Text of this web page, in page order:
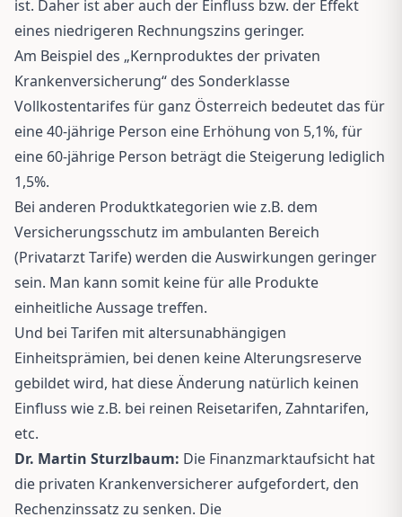
ist. Daher ist aber auch der Einfluss bzw. der Effekt
eines niedrigeren Rechnungszins geringer.
Am Beispiel des „Kernproduktes der privaten
Krankenversicherung“ des Sonderklasse
Vollkostentarifes für ganz Österreich bedeutet das für
eine 40-jährige Person eine Erhöhung von 5,1%, für
eine 60-jährige Person beträgt die Steigerung lediglich
1,5%.
Bei anderen Produktkategorien wie z.B. dem
Versicherungsschutz im ambulanten Bereich
(Privatarzt Tarife) werden die Auswirkungen geringer
sein. Man kann somit keine für alle Produkte
einheitliche Aussage treffen.
Und bei Tarifen mit altersunabhängigen
Einheitsprämien, bei denen keine Alterungsreserve
gebildet wird, hat diese Änderung natürlich keinen
Einfluss wie z.B. bei reinen Reisetarifen, Zahntarifen,
etc.
Dr. Martin Sturzlbaum: Die Finanzmarktaufsicht hat
die privaten Krankenversicherer aufgefordert, den
Rechenzinssatz zu senken. Die